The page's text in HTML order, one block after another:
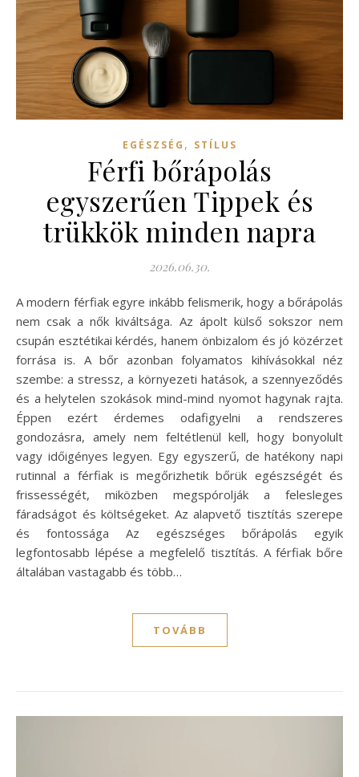
EGÉSZSÉG , STÍLUS
Férfi bőrápolás
egyszerűen Tippek és
trükkök minden napra
2026.06.30.
A modern férfiak egyre inkább felismerik, hogy a bőrápolás
nem csak a nők kiváltsága. Az ápolt külső sokszor nem
csupán esztétikai kérdés, hanem önbizalom és jó közérzet
forrása is. A bőr azonban folyamatos kihívásokkal néz
szembe: a stressz, a környezeti hatások, a szennyeződés
és a helytelen szokások mind-mind nyomot hagynak rajta.
Éppen ezért érdemes odafigyelni a rendszeres
gondozásra, amely nem feltétlenül kell, hogy bonyolult
vagy időigényes legyen. Egy egyszerű, de hatékony napi
rutinnal a férfiak is megőrizhetik bőrük egészségét és
frissességét, miközben megspórolják a felesleges
fáradságot és költségeket. Az alapvető tisztítás szerepe
és fontossága Az egészséges bőrápolás egyik
legfontosabb lépése a megfelelő tisztítás. A férfiak bőre
általában vastagabb és több…
TOVÁBB